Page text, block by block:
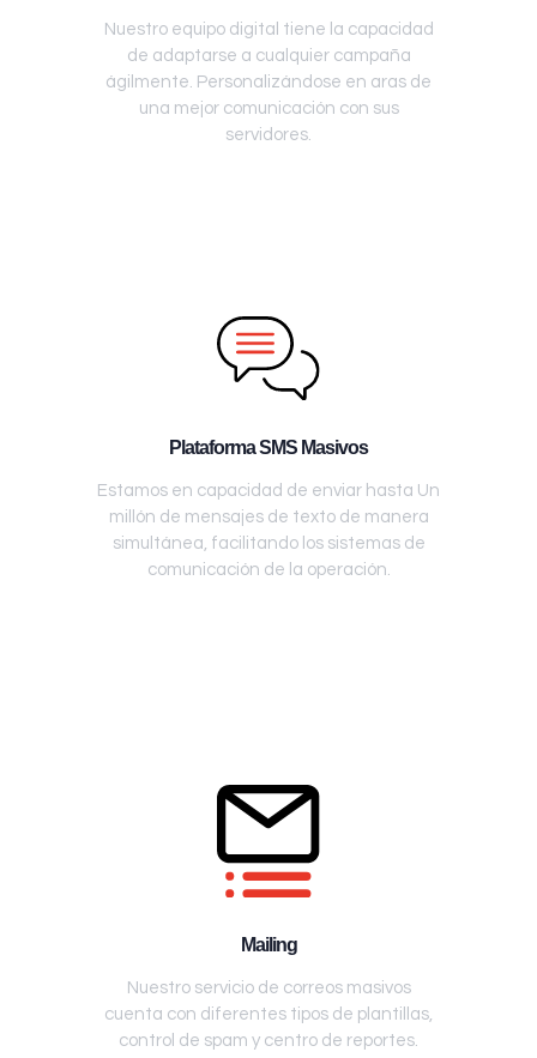
Nuestro equipo digital tiene la capacidad
de adaptarse a cualquier campaña
ágilmente. Personalizándose en aras de
una mejor comunicación con sus
servidores.
Plataforma SMS Masivos
Estamos en capacidad de enviar hasta Un
millón de mensajes de texto de manera
simultánea, facilitando los sistemas de
comunicación de la operación.
Mailing
Nuestro servicio de correos masivos
cuenta con diferentes tipos de plantillas,
control de spam y centro de reportes.